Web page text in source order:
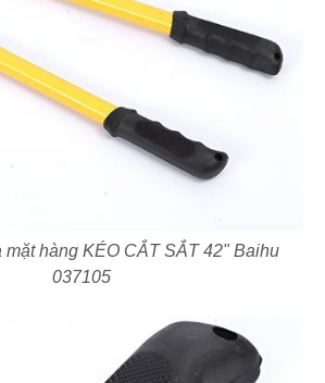
mặt hàng KÉO CẮT SẮT 42" Baihu
037105